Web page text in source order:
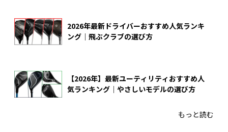
2026年最新ドライバーおすすめ人気ランキ
ング｜飛ぶクラブの選び方
【2026年】最新ユーティリティおすすめ人
気ランキング｜やさしいモデルの選び方
もっと読む